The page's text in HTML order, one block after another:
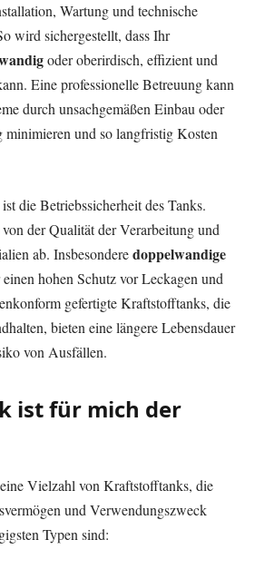
Wartung und technische
wird sichergestellt, dass Ihr
oder oberirdisch, effizient und
Eine professionelle Betreuung kann
durch unsachgemäßen Einbau oder
minimieren und so langfristig Kosten
die Betriebssicherheit des Tanks.
der Qualität der Verarbeitung und
ab. Insbesonderedoppelwandige
hohen Schutz vor Leckagen und
gefertigte Kraftstofftanks, die
bieten eine längere Lebensdauer
von Ausfällen.
ist für mich der
Vielzahl von Kraftstofftanks, die
und Verwendungszweck
Typen sind: